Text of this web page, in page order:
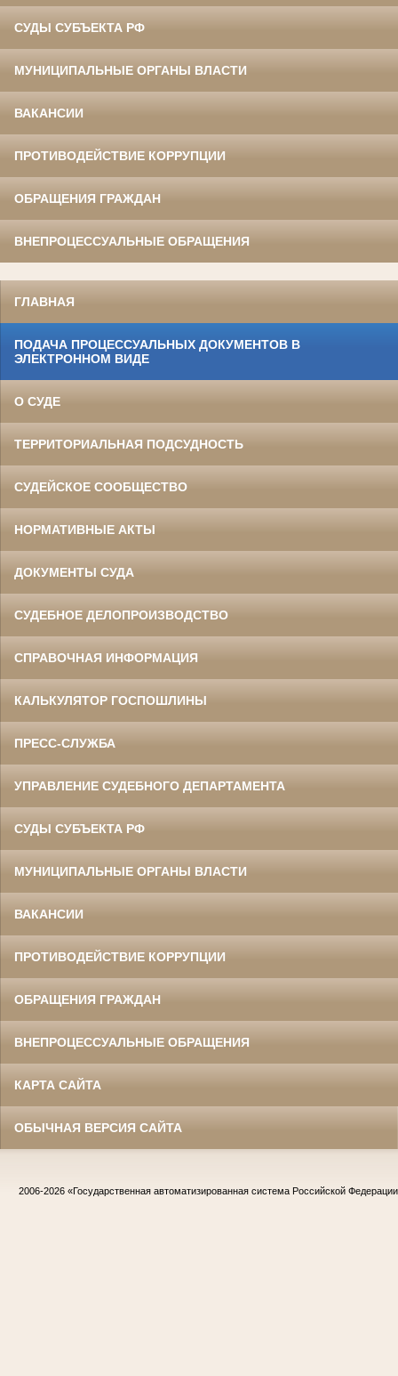
СУДЫ СУБЪЕКТА РФ
МУНИЦИПАЛЬНЫЕ ОРГАНЫ ВЛАСТИ
ВАКАНСИИ
ПРОТИВОДЕЙСТВИЕ КОРРУПЦИИ
ОБРАЩЕНИЯ ГРАЖДАН
ВНЕПРОЦЕССУАЛЬНЫЕ ОБРАЩЕНИЯ
ГЛАВНАЯ
ПОДАЧА ПРОЦЕССУАЛЬНЫХ ДОКУМЕНТОВ В
ЭЛЕКТРОННОМ ВИДЕ
О СУДЕ
ТЕРРИТОРИАЛЬНАЯ ПОДСУДНОСТЬ
СУДЕЙСКОЕ СООБЩЕСТВО
НОРМАТИВНЫЕ АКТЫ
ДОКУМЕНТЫ СУДА
СУДЕБНОЕ ДЕЛОПРОИЗВОДСТВО
СПРАВОЧНАЯ ИНФОРМАЦИЯ
КАЛЬКУЛЯТОР ГОСПОШЛИНЫ
ПРЕСС-СЛУЖБА
УПРАВЛЕНИЕ СУДЕБНОГО ДЕПАРТАМЕНТА
СУДЫ СУБЪЕКТА РФ
МУНИЦИПАЛЬНЫЕ ОРГАНЫ ВЛАСТИ
ВАКАНСИИ
ПРОТИВОДЕЙСТВИЕ КОРРУПЦИИ
ОБРАЩЕНИЯ ГРАЖДАН
ВНЕПРОЦЕССУАЛЬНЫЕ ОБРАЩЕНИЯ
КАРТА САЙТА
ОБЫЧНАЯ ВЕРСИЯ САЙТА
2006-2026 «Государственная автоматизированная система Российской